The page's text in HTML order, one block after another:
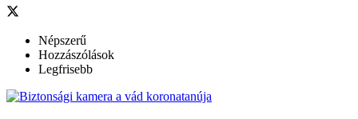
Népszerű
Hozzászólások
Legfrisebb